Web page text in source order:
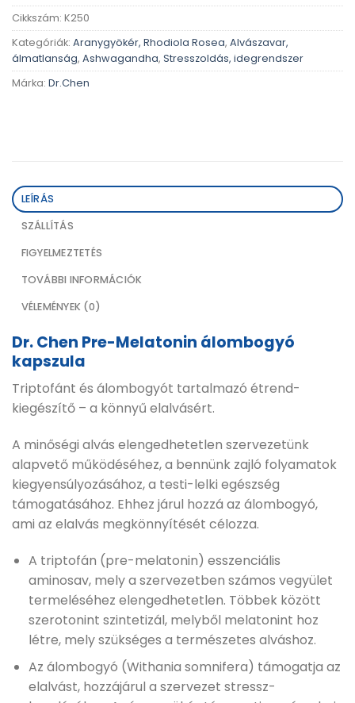
Cikkszám: K250
Kategóriák: Aranygyökér, Rhodiola Rosea, Alvászavar,
álmatlanság, Ashwagandha, Stresszoldás, idegrendszer
Márka: Dr.Chen
LEÍRÁS
SZÁLLÍTÁS
FIGYELMEZTETÉS
TOVÁBBI INFORMÁCIÓK
VÉLEMÉNYEK (0)
Dr. Chen Pre-Melatonin álombogyó
kapszula
Triptofánt és álombogyót tartalmazó étrend-
kiegészítő – a könnyű elalvásért.
A minőségi alvás elengedhetetlen szervezetünk
alapvető működéséhez, a bennünk zajló folyamatok
kiegyensúlyozásához, a testi-lelki egészség
támogatásához. Ehhez járul hozzá az álombogyó,
ami az elalvás megkönnyítését célozza.
A triptofán (pre-melatonin) esszenciális
aminosav, mely a szervezetben számos vegyület
termeléséhez elengedhetetlen. Többek között
szerotonint szintetizál, melyből melatonint hoz
létre, mely szükséges a természetes alváshoz.
Az álombogyó (Withania somnifera) támogatja az
elalvást, hozzájárul a szervezet stressz-